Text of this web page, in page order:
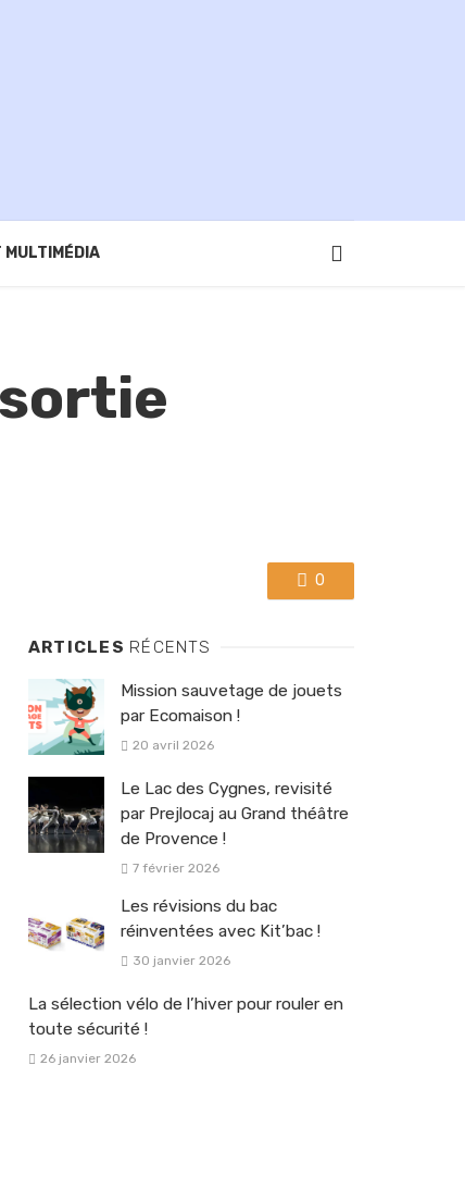
MULTIMÉDIA
0
ARTICLES RÉCENTS
Mission sauvetage de jouets
par Ecomaison !
20 avril 2026
Le Lac des Cygnes, revisité
par Prejlocaj au Grand théâtre
de Provence !
7 février 2026
Les révisions du bac
réinventées avec Kit’bac !
30 janvier 2026
La sélection vélo de l’hiver pour rouler en
toute sécurité !
26 janvier 2026